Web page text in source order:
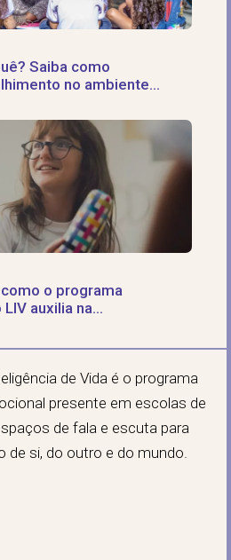
Saiba como
no ambiente
o programa
auxilia na
de Vida é o programa
presente em escolas de
de fala e escuta para
de si, do outro e do mundo.